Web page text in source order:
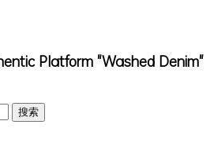
Platform "Washed Denim"